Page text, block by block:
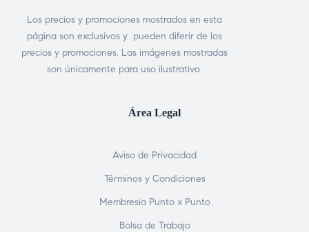
Los precios y promociones mostrados en esta
página son exclusivos y pueden diferir de los
precios y promociones. Las imágenes mostradas
son únicamente para uso ilustrativo.
Área Legal
Aviso de Privacidad
Términos y Condiciones
Membresia Punto x Punto
Bolsa de Trabajo